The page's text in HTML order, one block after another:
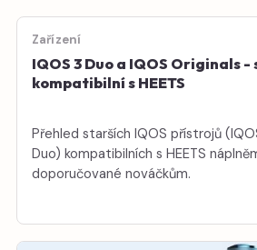
Zařízení
IQOS 3 Duo a IQOS Originals
kompatibilní s HEETS
Přehled starších IQOS přístrojů
Duo) kompatibilních s HEETS
doporučované nováčkům.